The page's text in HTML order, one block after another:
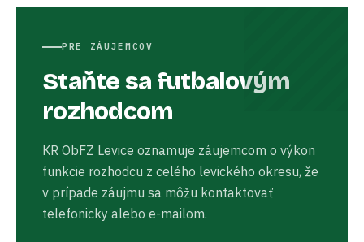
PRE ZÁUJEMCOV
Staňte sa futbalovým
rozhodcom
KR ObFZ Levice oznamuje záujemcom o výkon
funkcie rozhodcu z celého levického okresu, že
v prípade záujmu sa môžu kontaktovať
telefonicky alebo e-mailom.